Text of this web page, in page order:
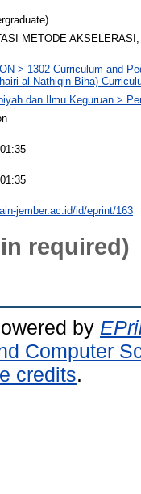
METODE
> 1302 Curriculum and
al-Nathiqin Biha)
dan Ilmu Keguruan >
jember.ac.id/id/eprint/163
required)
by
Computer
credits.